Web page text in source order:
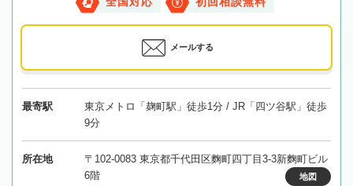
メールする
最寄駅
東京メトロ「麹町駅」徒歩1分 / JR「四ツ谷駅」徒歩
9分
所在地
〒102-0083 東京都千代田区麴町四丁目3-3新麴町ビル
6階
地図